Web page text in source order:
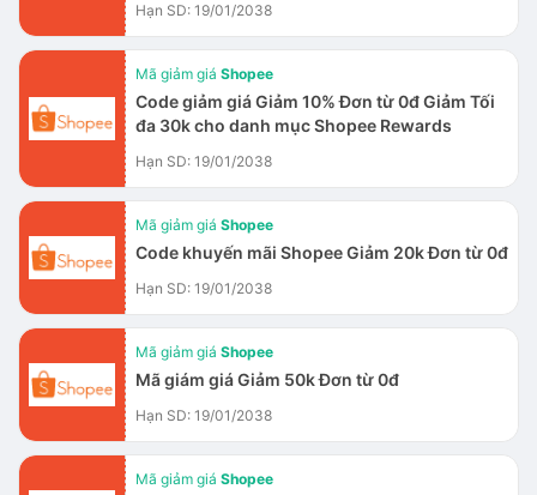
Hạn SD: 19/01/2038
Mã giảm giá Shopee
Code giảm giá Giảm 10% Đơn từ 0đ Giảm Tối
đa 30k cho danh mục Shopee Rewards
Hạn SD: 19/01/2038
Mã giảm giá Shopee
Code khuyến mãi Shopee Giảm 20k Đơn từ 0đ
Hạn SD: 19/01/2038
Mã giảm giá Shopee
Mã giám giá Giảm 50k Đơn từ 0đ
Hạn SD: 19/01/2038
Mã giảm giá Shopee